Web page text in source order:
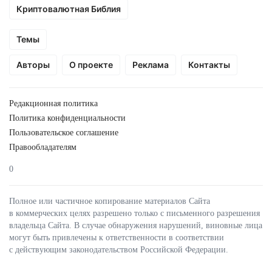
Криптовалютная Библия
Темы
Авторы О проекте Реклама Контакты
Редакционная политика
Политика конфиденциальности
Пользовательское соглашение
Правообладателям
0
Полное или частичное копирование материалов Сайта
в коммерческих целях разрешено только с письменного разрешения
владельца Сайта. В случае обнаружения нарушений, виновные лица
могут быть привлечены к ответственности в соответствии
с действующим законодательством Российской Федерации.